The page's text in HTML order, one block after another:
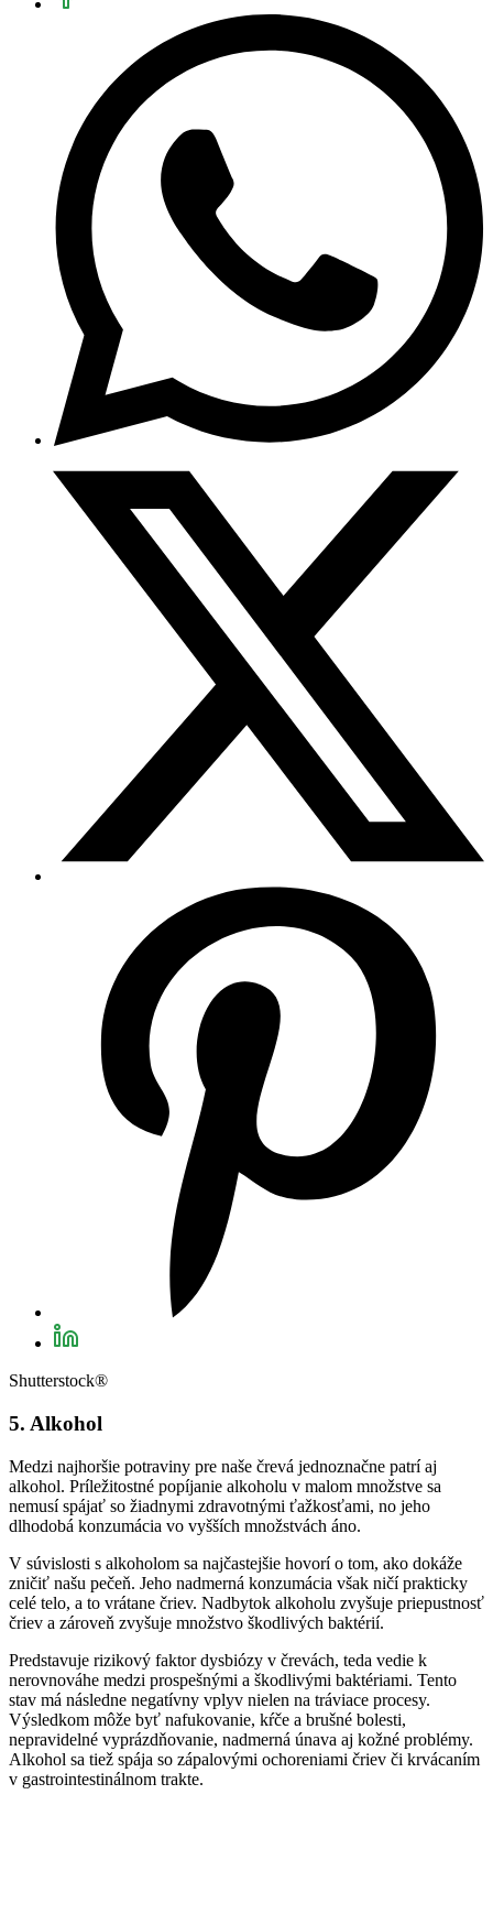
Shutterstock®
5. Alkohol
Medzi najhoršie potraviny pre naše črevá jednoznačne patrí aj
alkohol. Príležitostné popíjanie alkoholu v malom množstve sa
nemusí spájať so žiadnymi zdravotnými ťažkosťami, no jeho
dlhodobá konzumácia vo vyšších množstvách áno.
V súvislosti s alkoholom sa najčastejšie hovorí o tom, ako dokáže
zničiť našu pečeň. Jeho nadmerná konzumácia však ničí prakticky
celé telo, a to vrátane čriev. Nadbytok alkoholu zvyšuje priepustnosť
čriev a zároveň zvyšuje množstvo škodlivých baktérií.
Predstavuje rizikový faktor dysbiózy v črevách, teda vedie k
nerovnováhe medzi prospešnými a škodlivými baktériami. Tento
stav má následne negatívny vplyv nielen na tráviace procesy.
Výsledkom môže byť nafukovanie, kŕče a brušné bolesti,
nepravidelné vyprázdňovanie, nadmerná únava aj kožné problémy.
Alkohol sa tiež spája so zápalovými ochoreniami čriev či krvácaním
v gastrointestinálnom trakte.